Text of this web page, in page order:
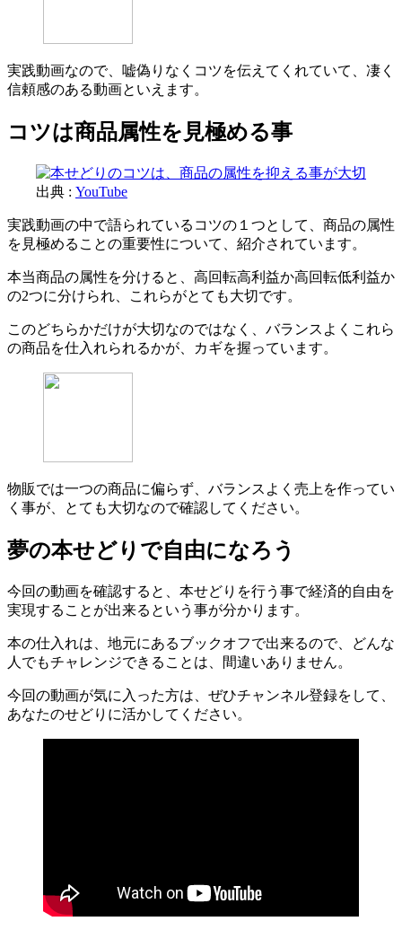
実践動画なので、嘘偽りなくコツを伝えてくれていて、凄く
信頼感のある動画といえます。
コツは商品属性を見極める事
出典 : YouTube
実践動画の中で語られているコツの１つとして、商品の属性
を見極めることの重要性について、紹介されています。
本当商品の属性を分けると、高回転高利益か高回転低利益か
の2つに分けられ、これらがとても大切です。
このどちらかだけが大切なのではなく、バランスよくこれら
の商品を仕入れられるかが、カギを握っています。
物販では一つの商品に偏らず、バランスよく売上を作ってい
く事が、とても大切なので確認してください。
夢の本せどりで自由になろう
今回の動画を確認すると、本せどりを行う事で経済的自由を
実現することが出来るという事が分かります。
本の仕入れは、地元にあるブックオフで出来るので、どんな
人でもチャレンジできることは、間違いありません。
今回の動画が気に入った方は、ぜひチャンネル登録をして、
あなたのせどりに活かしてください。